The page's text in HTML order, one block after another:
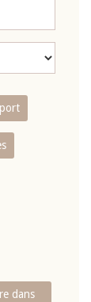
dans